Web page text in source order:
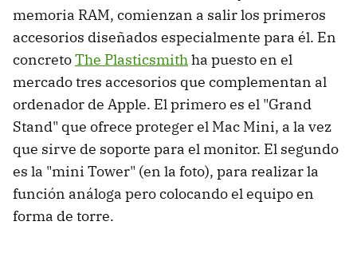
memoria RAM, comienzan a salir los primeros
accesorios diseñados especialmente para él. En
concretoThe Plasticsmithha puesto en el
mercado tres accesorios que complementan al
ordenador de Apple. El primero es el "Grand
Stand" que ofrece proteger el Mac Mini, a la vez
que sirve de soporte para el monitor. El segundo
es la "mini Tower" (en la foto), para realizar la
función análoga pero colocando el equipo en
forma de torre.